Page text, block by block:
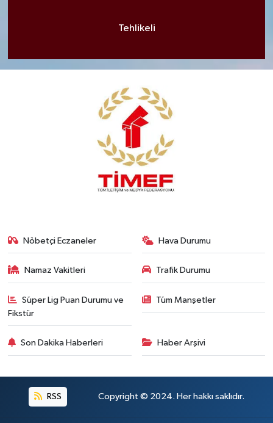
Tehlikeli
Nöbetçi Eczaneler Hava Durumu
Namaz Vakitleri Trafik Durumu
Süper Lig Puan Durumu ve
Fikstür
Tüm Manşetler
Son Dakika Haberleri Haber Arşivi
RSS Copyright © 2024. Her hakkı saklıdır.